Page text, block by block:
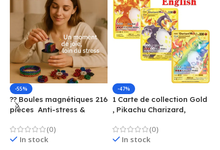
-55%
?? Boules magnétiques 216
pièces  Anti-stress &
(0)
In stock
-47%
1 Carte de collection Gold
, Pikachu Charizard,
(0)
In stock